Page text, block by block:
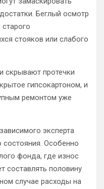
Беглый осмотр
стояков или слабого
скрывают протечки
гипсокартоном, и
ремонтом уже
эксперта
состояния. Особенно
фонда, где износ
составлять половину
случае расходы на